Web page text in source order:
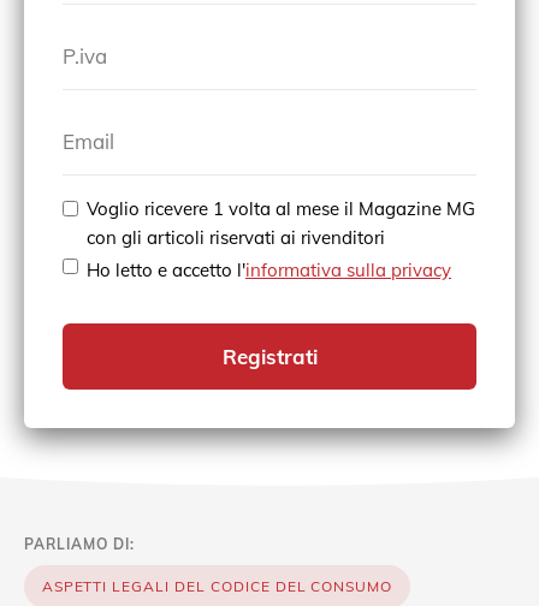
P.iva
Email
Voglio ricevere 1 volta al mese il Magazine MG
con gli articoli riservati ai rivenditori
Ho letto e accetto l'informativa sulla privacy
Registrati
PARLIAMO DI:
ASPETTI LEGALI DEL CODICE DEL CONSUMO